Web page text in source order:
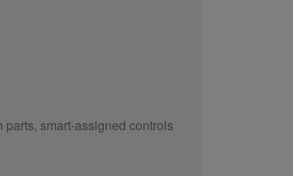
smart-assigned controls